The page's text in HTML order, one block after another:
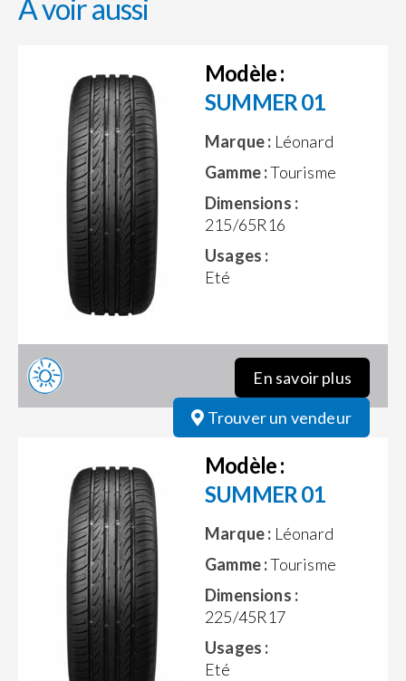
A voir aussi
Modèle :
SUMMER 01
Marque : Léonard
Gamme :Tourisme
Dimensions :
215/65R16
Usages :
Eté
En savoir plus
Trouver un vendeur
Modèle :
SUMMER 01
Marque : Léonard
Gamme :Tourisme
Dimensions :
225/45R17
Usages :
Eté